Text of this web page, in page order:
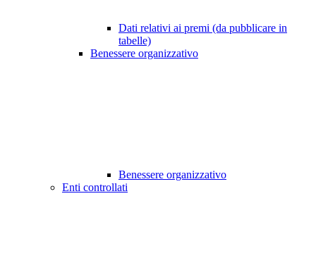
Dati relativi ai premi (da pubblicare in
tabelle)
Benessere organizzativo
Benessere organizzativo
Enti controllati